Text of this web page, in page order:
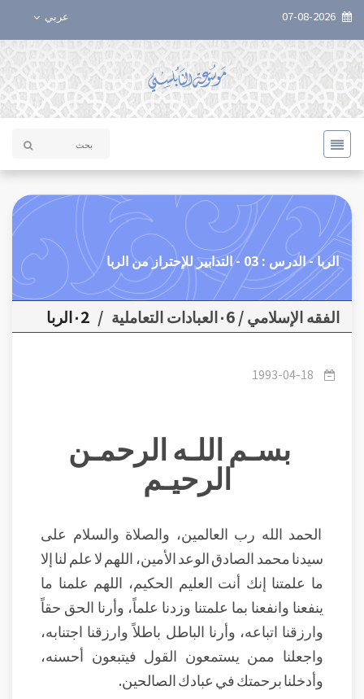
عربي
الربا - الدرس : 03 - التدابير للإحتراز من الربا
الفقه الإسلامي / ٠6العبادات التعاملية / ٠2الربا
1993-04-18
بسـم اللـه الرحمـن
الرحيـم
الحمد الله رب العالمين، والصلاة والسلام على
سيدنا محمد الصادق الوعد الأمين، اللهم لا علم لنا إلا
ما علمتنا إنك أنت العليم الحكيم، اللهم علمنا ما
ينفعنا وانفعنا بما علمتنا وزدنا علماً، وأرنا الحق حقاً
وارزقنا اتباعه، وأرنا الباطل باطلاً وارزقنا اجتنابه،
واجعلنا ممن يستمعون القول فيتبعون أحسنه،
وأدخلنا برحمتك في عبادك الصالحين.